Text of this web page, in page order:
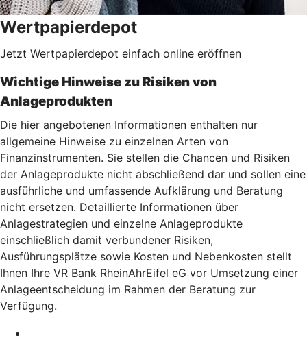
Wertpapierdepot
Jetzt Wertpapierdepot einfach online eröffnen
Wichtige Hinweise zu Risiken von
Anlageprodukten
Die hier angebotenen Informationen enthalten nur
allgemeine Hinweise zu einzelnen Arten von
Finanzinstrumenten. Sie stellen die Chancen und Risiken
der Anlageprodukte nicht abschließend dar und sollen eine
ausführliche und umfassende Aufklärung und Beratung
nicht ersetzen. Detaillierte Informationen über
Anlagestrategien und einzelne Anlageprodukte
einschließlich damit verbundener Risiken,
Ausführungsplätze sowie Kosten und Nebenkosten stellt
Ihnen Ihre VR Bank RheinAhrEifel eG vor Umsetzung einer
Anlageentscheidung im Rahmen der Beratung zur
Verfügung.